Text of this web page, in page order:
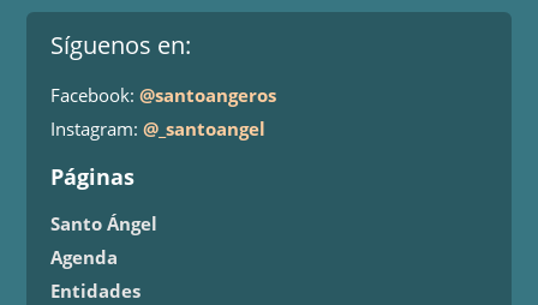
Síguenos en:
Facebook:@santoangeros
Instagram:@_santoangel
Páginas
Santo Ángel
Agenda
Entidades